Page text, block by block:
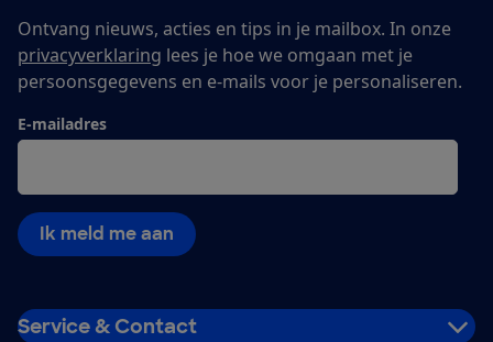
Ontvang nieuws, acties en tips in je mailbox. In onze
privacyverklaring lees je hoe we omgaan met je
persoonsgegevens en e-mails voor je personaliseren.
E-mailadres
Ik meld me aan
Service & Contact